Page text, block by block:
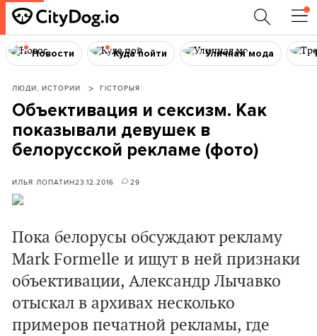
Новости Куда пойти Уличная мода
ЛЮДИ, ИСТОРИИ ГІСТОРЫЯ
Объективация и сексизм. Как
показывали девушек в
белорусской рекламе (фото)
ИЛЬЯ ЛОПАТИН23.12.2016 29
Пока белорусы обсуждают рекламу
Mark Formelle и ищут в ней признаки
объективации, Александр Лычавко
отыскал в архивах несколько
примеров печатной рекламы, где